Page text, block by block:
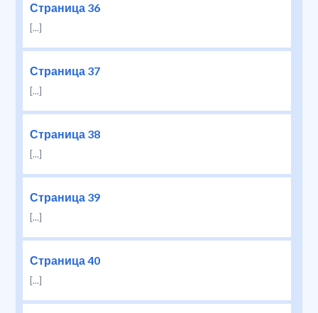
Страница 36
[...]
Страница 37
[...]
Страница 38
[...]
Страница 39
[...]
Страница 40
[...]